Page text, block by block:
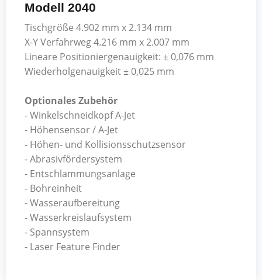
Modell 2040
Tischgröße 4.902 mm x 2.134 mm
X-Y Verfahrweg 4.216 mm x 2.007 mm
Lineare Positioniergenauigkeit: ± 0,076 mm
Wiederholgenauigkeit ± 0,025 mm
Optionales Zubehör
- Winkelschneidkopf A-Jet
- Höhensensor / A-Jet
- Höhen- und Kollisionsschutzsensor
- Abrasivfördersystem
- Entschlammungsanlage
- Bohreinheit
- Wasseraufbereitung
- Wasserkreislaufsystem
- Spannsystem
- Laser Feature Finder